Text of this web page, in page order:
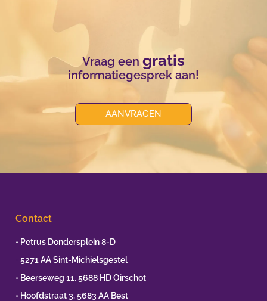
Vraag een gratis
informatiegesprek aan!
AANVRAGEN
Contact
• Petrus Dondersplein 8-D
5271 AA Sint-Michielsgestel
• Beerseweg 11, 5688 HD Oirschot
• Hoofdstraat 3, 5683 AA Best